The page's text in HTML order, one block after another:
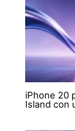
iPhone 20
Island con